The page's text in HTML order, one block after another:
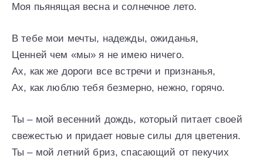
Моя пьянящая весна и солнечное лето.
В тебе мои мечты, надежды, ожиданья,
Ценней чем «мы» я не имею ничего.
Ах, как же дороги все встречи и признанья,
Ах, как люблю тебя безмерно, нежно, горячо.
Ты – мой весенний дождь, который питает своей
свежестью и придает новые силы для цветения.
Ты – мой летний бриз, спасающий от пекучих